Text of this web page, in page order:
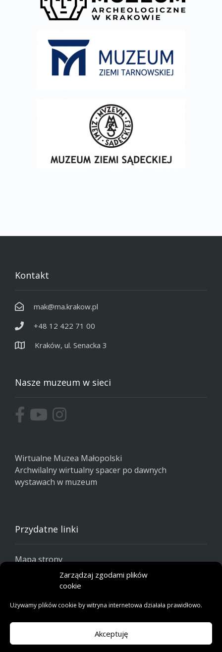
Zarządzaj zgodami plików
cookie
Używamy plików cookie by witryna internetowa działała prawidłowo.
Akceptuję
Kontakt
mak@ma.krakow.pl
+48 12 422 71 00
Kraków, ul. Senacka 3
Nasze muzeum w sieci
Wirtualne Muzea Małopolski
Archwilalny wirtualny spacer po dawnych
wystawach w muzeum
Przydatne linki
Mapa strony
Polityka prywatności
Polityka cookie